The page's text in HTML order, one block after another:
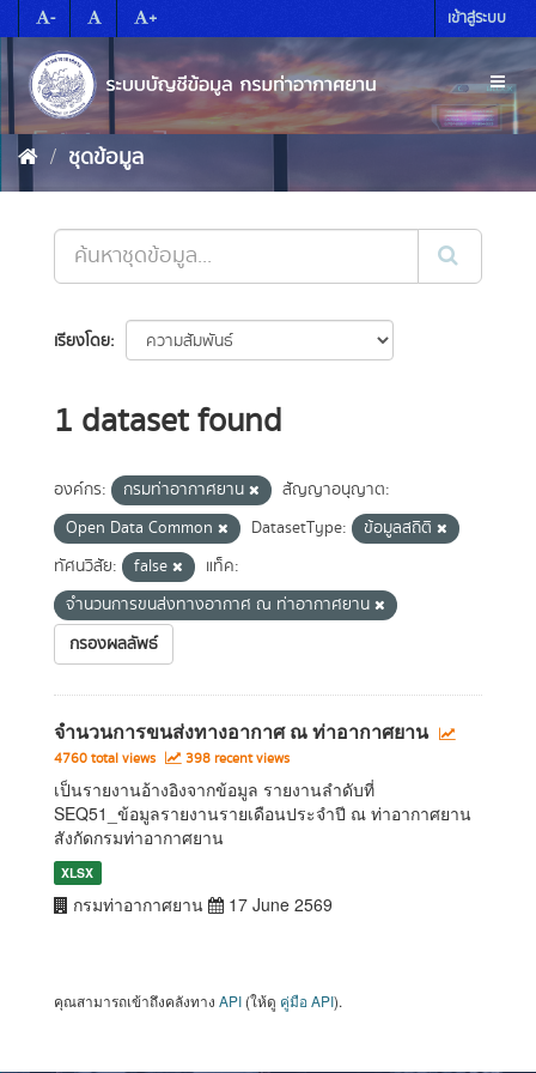
to
content
- + เข้าสู่ระบบ
ชุดข้อมูล
เรียงโดย
1 dataset found
องค์กร: กรมท่าอากาศยาน
สัญญาอนุญาต:
Open Data Common
DatasetType:
ข้อมูลสถิติ
ทัศนวิสัย:
false
แท็ค:
จำนวนการขนส่งทางอากาศ ณ ท่าอากาศยาน
กรองผลลัพธ์
จำนวนการขนส่งทางอากาศ ณ ท่าอากาศยาน
4760 total views 398 recent views
เป็นรายงานอ้างอิงจากข้อมูล รายงานลำดับที่
SEQ51_ข้อมูลรายงานรายเดือนประจำปี ณ ท่าอากาศยาน
สังกัดกรมท่าอากาศยาน
XLSX
กรมท่าอากาศยาน 17 June 2569
คุณสามารถเข้าถึงคลังทาง API (ให้ดู คู่มือ API).